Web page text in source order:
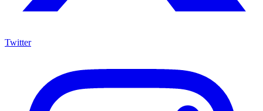
Twitter